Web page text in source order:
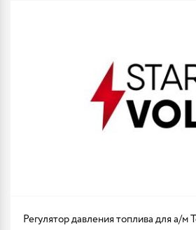
Регулятор давления топлива для а/м